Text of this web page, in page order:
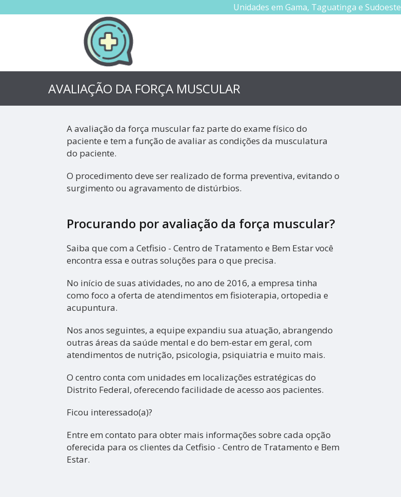
Unidades em Gama, Taguatinga e Sudoeste
AVALIAÇÃO DA FORÇA MUSCULAR
A avaliação da força muscular faz parte do exame físico do
paciente e tem a função de avaliar as condições da musculatura
do paciente.
O procedimento deve ser realizado de forma preventiva, evitando o
surgimento ou agravamento de distúrbios.
Procurando por avaliação da força muscular?
Saiba que com a Cetfisio - Centro de Tratamento e Bem Estar você
encontra essa e outras soluções para o que precisa.
No início de suas atividades, no ano de 2016, a empresa tinha
como foco a oferta de atendimentos em fisioterapia, ortopedia e
acupuntura.
Nos anos seguintes, a equipe expandiu sua atuação, abrangendo
outras áreas da saúde mental e do bem-estar em geral, com
atendimentos de nutrição, psicologia, psiquiatria e muito mais.
O centro conta com unidades em localizações estratégicas do
Distrito Federal, oferecendo facilidade de acesso aos pacientes.
Ficou interessado(a)?
Entre em contato para obter mais informações sobre cada opção
oferecida para os clientes da Cetfisio - Centro de Tratamento e Bem
Estar.